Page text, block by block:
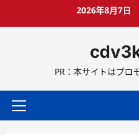
ス
ッ
2026年8月7日
PR：本サイトはプロ
メ